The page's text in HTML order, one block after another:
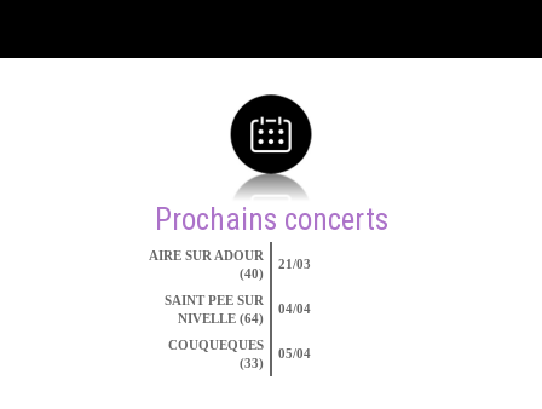
Prochains concerts
AIRE SUR ADOUR
(40)
21/03
SAINT PEE SUR
NIVELLE (64)
04/04
COUQUEQUES
(33)
05/04